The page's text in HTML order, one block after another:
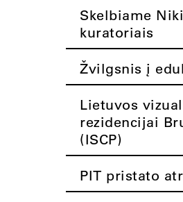
Skelbiame
kuratoriais
Žvilgsnis į
Lietuvos
rezidencijai
(ISCP)
PIT pristato